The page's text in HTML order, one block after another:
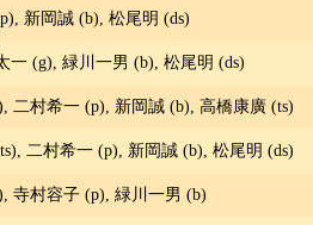
新岡誠 (b), 松尾明 (ds)
一 (g), 緑川一男 (b), 松尾明 (ds)
二村希一 (p), 新岡誠 (b), 高橋康廣 (ts)
二村希一 (p), 新岡誠 (b), 松尾明 (ds)
寺村容子 (p), 緑川一男 (b)